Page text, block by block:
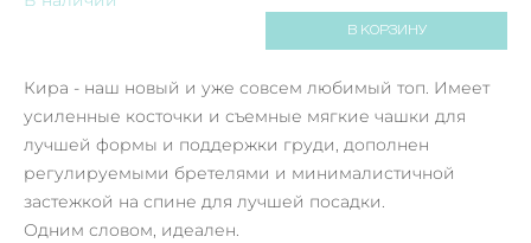
В КОРЗИНУ
Кира - наш новый и уже совсем любимый топ. Имеет
усиленные косточки и съемные мягкие чашки для
лучшей формы и поддержки груди, дополнен
регулируемыми бретелями и минималистичной
застежкой на спине для лучшей посадки.
Одним словом, идеален.